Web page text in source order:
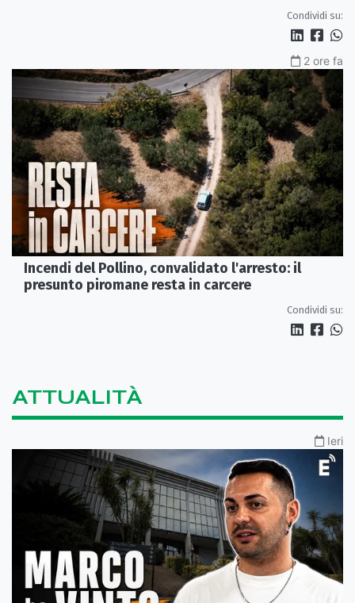
Condividi su:
2 ore fa
Incendi del Pollino, convalidato l'arresto: il
presunto piromane resta in carcere
Condividi su:
ATTUALITÀ
Ieri